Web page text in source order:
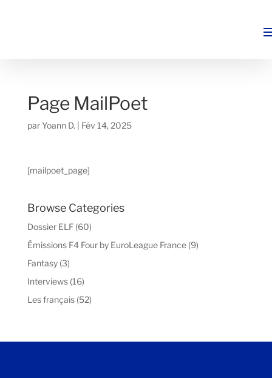
Page MailPoet
par Yoann D. Fév 14, 2025
[mailpoet_page]
Browse Categories
Dossier ELF(60)
Émissions F4 Four by EuroLeague France(9)
Fantasy(3)
Interviews(16)
Les français(52)